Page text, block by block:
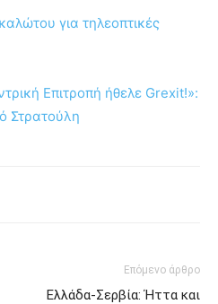
για τηλεοπτικές
Επιτροπή ήθελε Grexit!»:
Στρατούλη
Επόμενο άρθρο
Ελλάδα-Σερβία: Ήττα και